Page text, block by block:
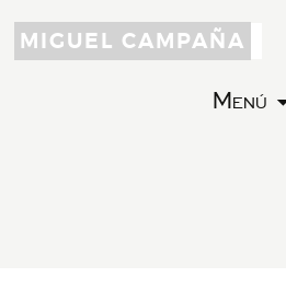
MIGUEL CAMPAÑA
Menú